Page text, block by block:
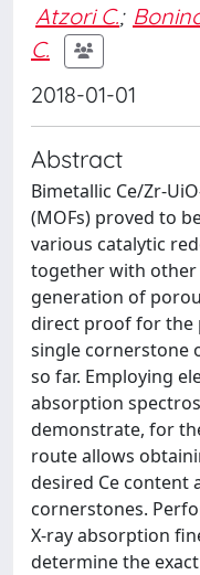
Atzori C.;
C.
2018-01-01
Abstract
Bimetallic Ce/Zr-
(MOFs) proved to
various catalytic
together with other
generation of
direct proof for the
single cornerstone
so far. Employing
absorption
demonstrate, for
route allows
desired Ce content
cornerstones.
X-ray absorption
determine the